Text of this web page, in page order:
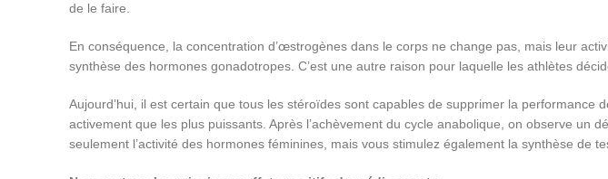
de le faire.
En conséquence, la concentration d’œstrogènes dans le corps ne change pas, mais leur
synthèse des hormones gonadotropes. C’est une autre raison pour laquelle les athlètes
Aujourd’hui, il est certain que tous les stéroïdes sont capables de supprimer la
activement que les plus puissants. Après l’achèvement du cycle anabolique, on observe
seulement l’activité des hormones féminines, mais vous stimulez également la synthèse de